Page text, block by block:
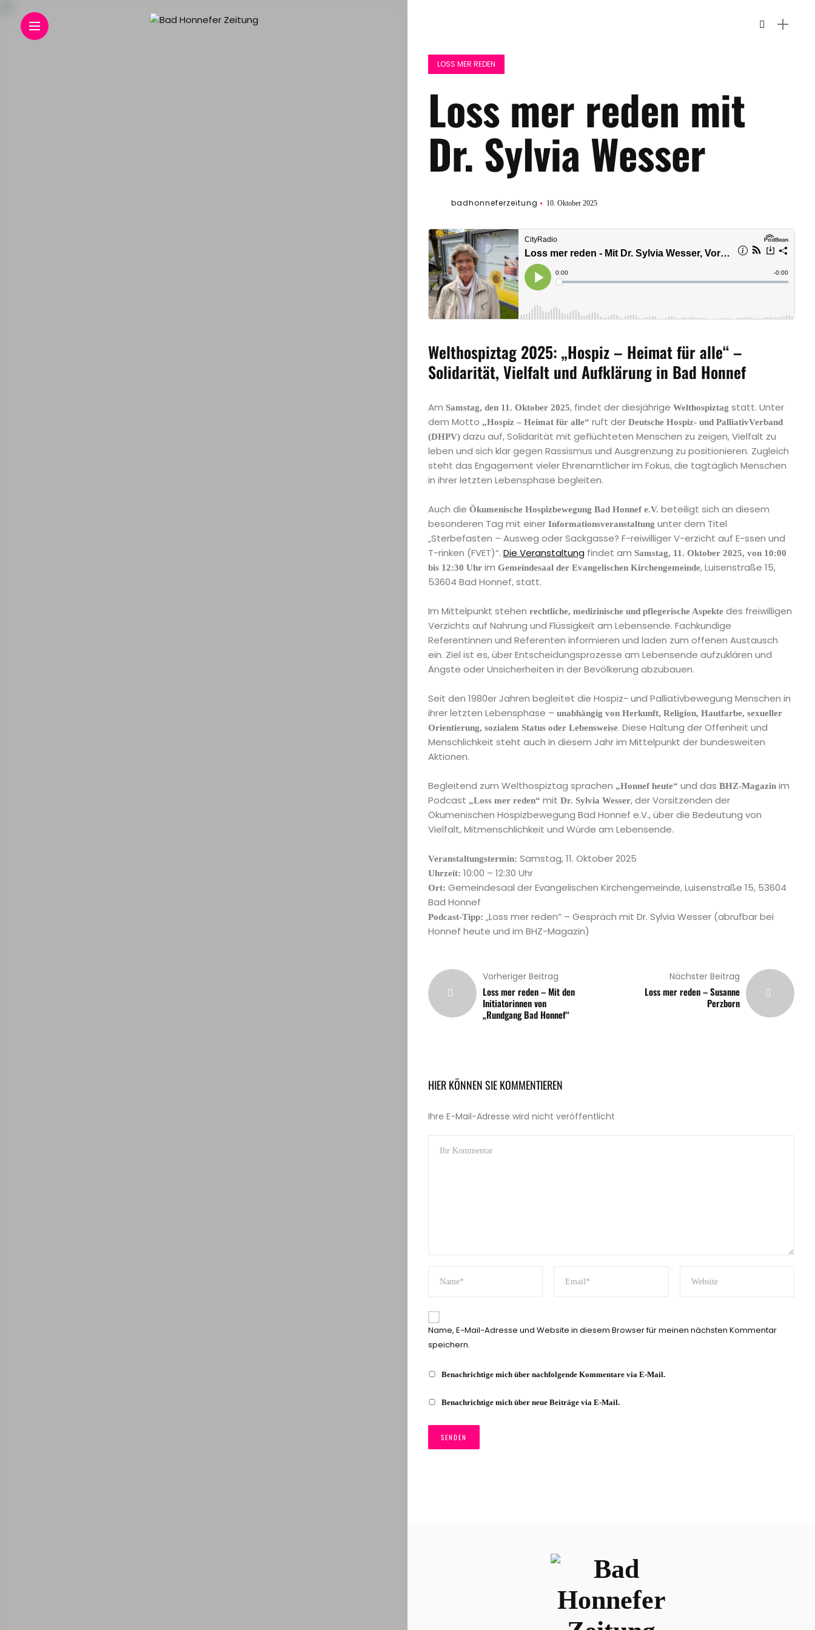
Home
Magazin
Podcast
BHZ
Print
Impressum
Kontakt
LOSS MER REDEN
Loss mer reden mit
Dr. Sylvia Wesser
badhonneferzeitung 10. Oktober 2025
Welthospiztag 2025: „Hospiz – Heimat für alle“ –
Solidarität, Vielfalt und Aufklärung in Bad Honnef
Am Samstag, den 11. Oktober 2025, findet der diesjährige Welthospiztag statt. Unter
dem Motto „Hospiz – Heimat für alle“ ruft der Deutsche Hospiz- und PalliativVerband
(DHPV)dazu auf, Solidarität mit geflüchteten Menschen zu zeigen, Vielfalt zu
leben und sich klar gegen Rassismus und Ausgrenzung zu positionieren. Zugleich
steht das Engagement vieler Ehrenamtlicher im Fokus, die tagtäglich Menschen
in ihrer letzten Lebensphase begleiten.
Auch die Ökumenische Hospizbewegung Bad Honnef e.V. beteiligt sich an diesem
besonderen Tag mit einer Informationsveranstaltung unter dem Titel
„Sterbefasten – Ausweg oder Sackgasse? F-reiwilliger V-erzicht auf E-ssen und
T-rinken (FVET)“. Die Veranstaltung findet am Samstag, 11. Oktober 2025, von 10:00
bis 12:30 Uhrim Gemeindesaal der Evangelischen Kirchengemeinde, Luisenstraße 15,
53604 Bad Honnef, statt.
Im Mittelpunkt stehen rechtliche, medizinische und pflegerische Aspektedes freiwilligen
Verzichts auf Nahrung und Flüssigkeit am Lebensende. Fachkundige
Referentinnen und Referenten informieren und laden zum offenen Austausch
ein. Ziel ist es, über Entscheidungsprozesse am Lebensende aufzuklären und
Ängste oder Unsicherheiten in der Bevölkerung abzubauen.
Seit den 1980er Jahren begleitet die Hospiz- und Palliativbewegung Menschen in
ihrer letzten Lebensphase – unabhängig von Herkunft, Religion, Hautfarbe, sexueller
Orientierung, sozialem Status oder Lebensweise. Diese Haltung der Offenheit und
Menschlichkeit steht auch in diesem Jahr im Mittelpunkt der bundesweiten
Aktionen.
Begleitend zum Welthospiztag sprachen „Honnef heute“ und das BHZ-Magazinim
Podcast „Loss mer reden“ mit Dr. Sylvia Wesser, der Vorsitzenden der
Ökumenischen Hospizbewegung Bad Honnef e.V., über die Bedeutung von
Vielfalt, Mitmenschlichkeit und Würde am Lebensende.
Veranstaltungstermin: Samstag, 11. Oktober 2025
Uhrzeit: 10:00 – 12:30 Uhr
Ort: Gemeindesaal der Evangelischen Kirchengemeinde, Luisenstraße 15, 53604
Bad Honnef
Podcast-Tipp: „Loss mer reden“ – Gespräch mit Dr. Sylvia Wesser (abrufbar bei
Honnef heute und im BHZ-Magazin)
Vorheriger Beitrag
Loss mer reden – Mit den
Initiatorinnen von
„Rundgang Bad Honnef“
Nächster Beitrag
Loss mer reden – Susanne
Perzborn
HIER KÖNNEN SIE KOMMENTIEREN
Ihre E-Mail-Adresse wird nicht veröffentlicht
Name, E-Mail-Adresse und Website in diesem Browser für meinen nächsten Kommentar
speichern.
Benachrichtige mich über nachfolgende Kommentare via E-Mail.
Benachrichtige mich über neue Beiträge via E-Mail.